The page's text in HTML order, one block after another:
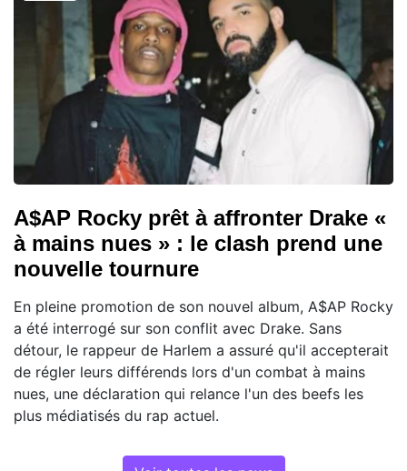
A$AP Rocky prêt à affronter Drake «
à mains nues » : le clash prend une
nouvelle tournure
En pleine promotion de son nouvel album, A$AP Rocky
a été interrogé sur son conflit avec Drake. Sans
détour, le rappeur de Harlem a assuré qu'il accepterait
de régler leurs différends lors d'un combat à mains
nues, une déclaration qui relance l'un des beefs les
plus médiatisés du rap actuel.